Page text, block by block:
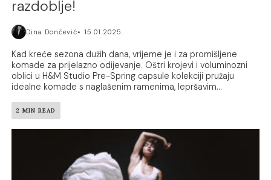
razdoblje!
Dina Dončević 15.01.2025.
Kad kreće sezona dužih dana, vrijeme je i za promišljene
komade za prijelazno odijevanje. Oštri krojevi i voluminozni
oblici u H&M Studio Pre-Spring capsule kolekciji pružaju
idealne komade s naglašenim ramenima, lepršavim...
2 MIN READ